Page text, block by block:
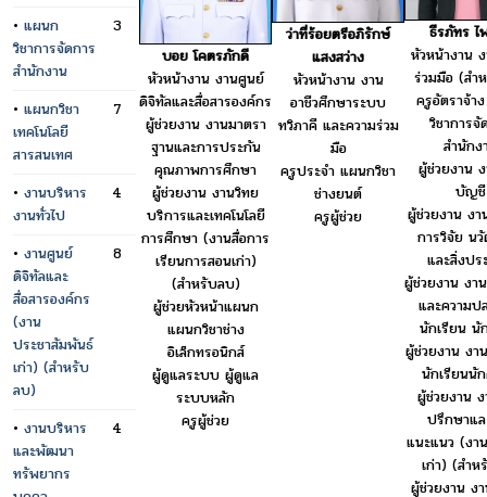
• แผนก
วิชาการจัดการ
สำนักงาน
3
• แผนกวิชา
เทคโนโลยี
สารสนเทศ
7
• งานบริหาร
งานทั่วไป
4
• งานศูนย์
ดิจิทัลและ
สื่อสารองค์กร
(งาน
ประชาสัมพันธ์
เก่า) (สำหรับ
ลบ)
8
• งานบริหาร
และพัฒนา
ทรัพยากร
4
บอย โคตรภักดี
หัวหน้างาน งานศูนย์
ดิจิทัลและสื่อสารองค์กร
ผู้ช่วยงาน งานมาตรา
ฐานและการประกัน
คุณภาพการศึกษา
ผู้ช่วยงาน งานวิทย
บริการและเทคโนโลยี
การศึกษา (งานสื่อการ
เรียนการสอนเก่า)
(สำหรับลบ)
ผู้ช่วยหัวหน้าแผนก
แผนกวิชาช่าง
อิเล็กทรอนิกส์
ผู้ดูแลระบบ ผู้ดูแล
ระบบหลัก
ครูผู้ช่วย
ว่าที่ร้อยตรีอภิรักษ์
แสงสว่าง
หัวหน้างาน งาน
อาชีวศึกษาระบบ
ทวิภาคี และความร่วม
มือ
ครูประจำ แผนกวิชา
ช่างยนต์
ครูผู้ช่วย
ธีรภัทร ไ
หัวหน้างาน
ร่วมมือ (สำ
ครูอัตราจ้า
วิชาการจั
สำนักง
ผู้ช่วยงาน
บัญชี
ผู้ช่วยงาน งา
การวิจัย น
และสิ่งป
ผู้ช่วยงาน งา
และความ
นักเรียน นั
ผู้ช่วยงาน งา
นักเรียนนั
ผู้ช่วยงาน
ปรึกษาแ
แนะแนว (งา
เก่า) (สำ
ผู้ช่วยงาน ง